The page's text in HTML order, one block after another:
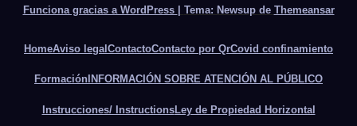
Funciona gracias a WordPress Tema: Newsup de Themeansar
HomeAviso legalContactoContacto por QrCovid confinamiento
Formación INFORMACIÓN SOBRE ATENCIÓN AL PÚBLICO
Instrucciones/ InstructionsLey de Propiedad Horizontal